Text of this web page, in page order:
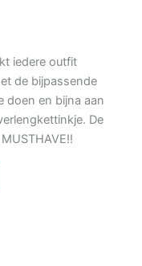
iedere outfit
de bijpassende
doen en bijna aan
De